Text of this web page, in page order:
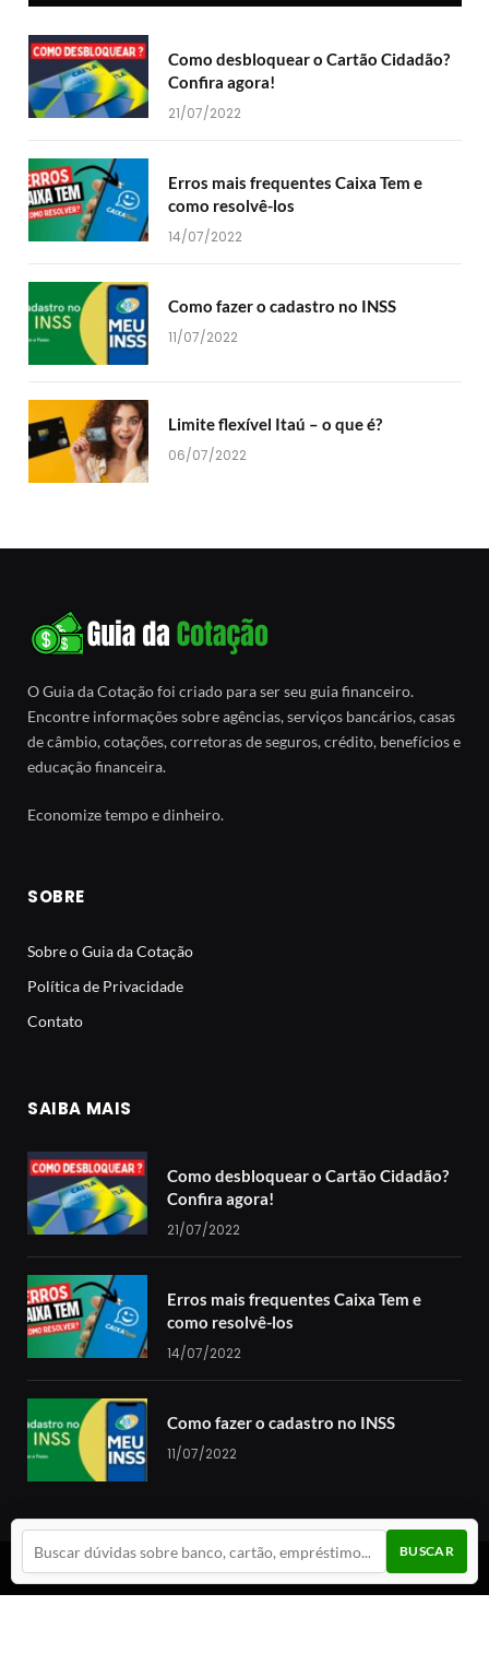
BUSCAR
Como desbloquear o Cartão Cidadão?
Confira agora!
21/07/2022
Erros mais frequentes Caixa Tem e
como resolvê-los
14/07/2022
Como fazer o cadastro no INSS
11/07/2022
Limite flexível Itaú – o que é?
06/07/2022
O Guia da Cotação foi criado para ser seu guia financeiro.
Encontre informações sobre agências, serviços bancários, casas
de câmbio, cotações, corretoras de seguros, crédito, benefícios e
educação financeira.
Economize tempo e dinheiro.
SOBRE
Sobre o Guia da Cotação
Política de Privacidade
Contato
SAIBA MAIS
Como desbloquear o Cartão Cidadão?
Confira agora!
21/07/2022
Erros mais frequentes Caixa Tem e
como resolvê-los
14/07/2022
Como fazer o cadastro no INSS
11/07/2022
© 2024 Guia da Cotação. Todos os direitos reservados